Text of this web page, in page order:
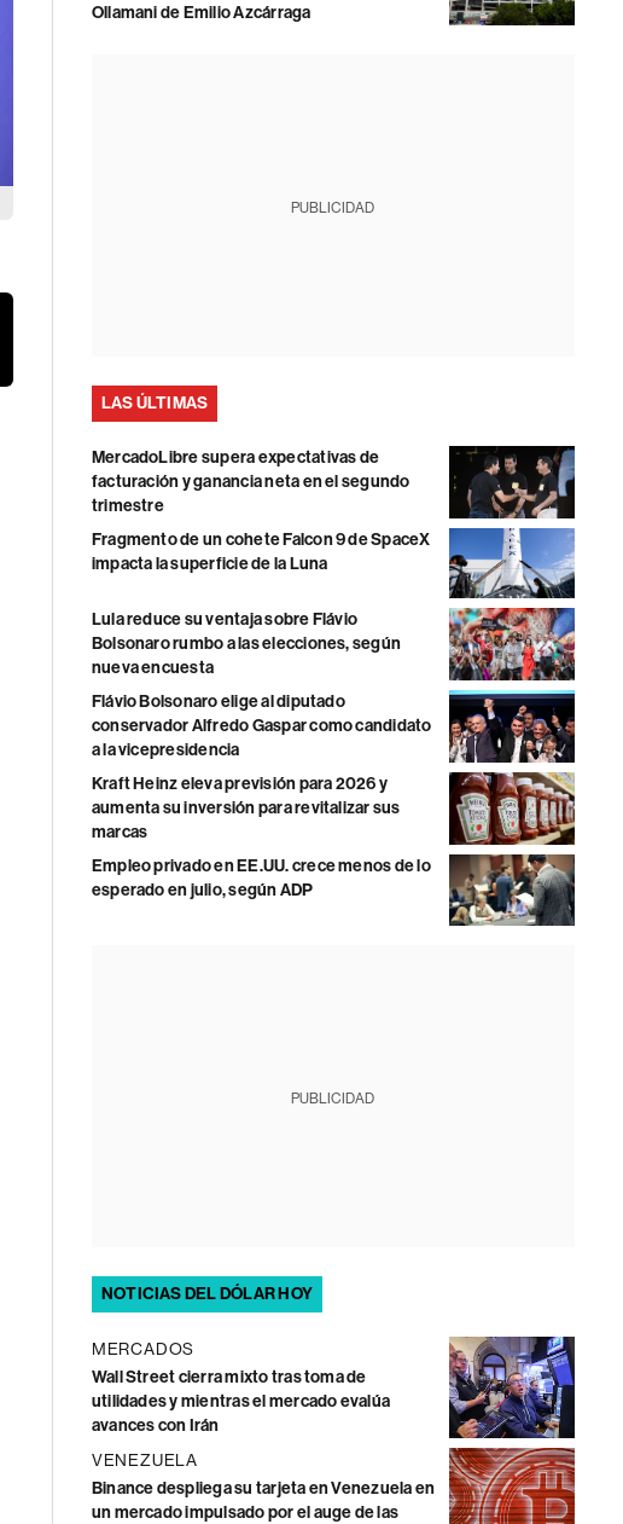
Ollamani de Emilio Azcárraga
PUBLICIDAD
LAS ÚLTIMAS
MercadoLibre supera expectativas de
facturación y ganancia neta en el segundo
trimestre
Fragmento de un cohete Falcon 9 de SpaceX
impacta la superficie de la Luna
Lula reduce su ventaja sobre Flávio
Bolsonaro rumbo a las elecciones, según
nueva encuesta
Flávio Bolsonaro elige al diputado
conservador Alfredo Gaspar como candidato
a la vicepresidencia
Kraft Heinz eleva previsión para 2026 y
aumenta su inversión para revitalizar sus
marcas
Empleo privado en EE.UU. crece menos de lo
esperado en julio, según ADP
PUBLICIDAD
NOTICIAS DEL DÓLAR HOY
MERCADOS
Wall Street cierra mixto tras toma de
utilidades y mientras el mercado evalúa
avances con Irán
VENEZUELA
Binance despliega su tarjeta en Venezuela en
un mercado impulsado por el auge de las